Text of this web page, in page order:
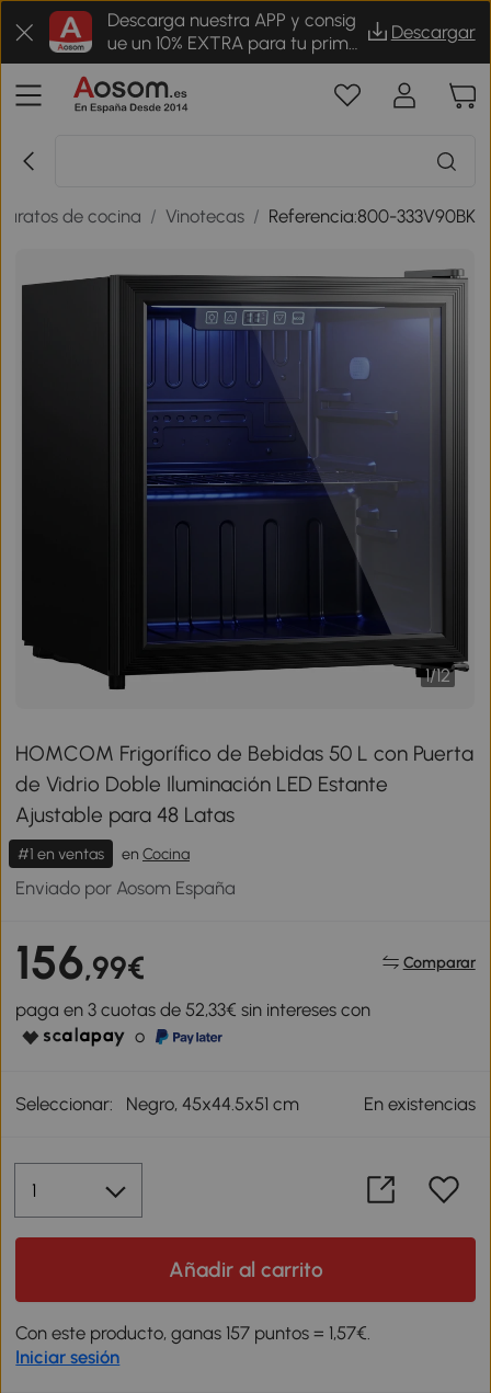
Descarga nuestra APP y consig
ue un 10% EXTRA para tu prime
r pedido
Descargar
de cocina / Vinotecas / Referencia:800-333V90BK
1/12
HOMCOM Frigorífico de Bebidas 50 L con Puerta
de Vidrio Doble Iluminación LED Estante
Ajustable para 48 Latas
#1 en ventas en Cocina
Enviado por Aosom España
156,99€ Comparar
paga en 3 cuotas de 52,33€ sin intereses con
o
Seleccionar: Negro, 45x44.5x51 cm En existencias
Añadir al carrito
Con este producto, ganas 157 puntos = 1,57€.
Iniciar sesión